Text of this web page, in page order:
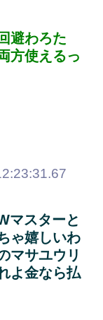
避わろた
方使えるっ
マスターと
ゃ嬉しいわ
マサユウリ
よ金なら払